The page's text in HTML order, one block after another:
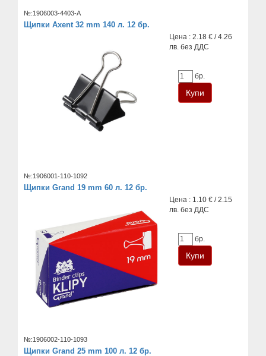
№:1906003-4403-A
Щипки Axent 32 mm 140 л. 12 бр.
Цена : 2.18 € / 4.26
лв. без ДДС
бр.
№:1906001-110-1092
Щипки Grand 19 mm 60 л. 12 бр.
Цена : 1.10 € / 2.15
лв. без ДДС
бр.
№:1906002-110-1093
Щипки Grand 25 mm 100 л. 12 бр.